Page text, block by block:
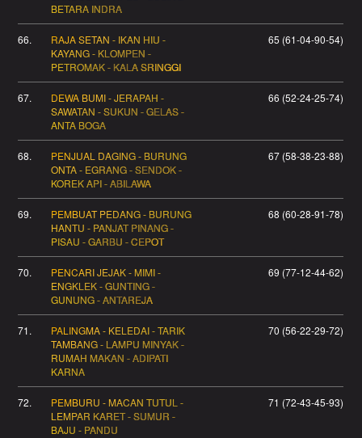
BETARA INDRA
66.
RAJA SETAN - IKAN HIU -
KAYANG - KLOMPEN -
PETROMAK - KALA SRINGGI
65 (61-04-90-54)
67.
DEWA BUMI - JERAPAH -
SAWATAN - SUKUN - GELAS -
ANTA BOGA
66 (52-24-25-74)
68.
PENJUAL DAGING - BURUNG
ONTA - EGRANG - SENDOK -
KOREK API - ABILAWA
67 (58-38-23-88)
69.
PEMBUAT PEDANG - BURUNG
HANTU - PANJAT PINANG -
PISAU - GARBU - CEPOT
68 (60-28-91-78)
70.
PENCARI JEJAK - MIMI -
ENGKLEK - GUNTING -
GUNUNG - ANTAREJA
69 (77-12-44-62)
71.
PALINGMA - KELEDAI - TARIK
TAMBANG - LAMPU MINYAK -
RUMAH MAKAN - ADIPATI
KARNA
70 (56-22-29-72)
72.
PEMBURU - MACAN TUTUL -
LEMPAR KARET - SUMUR -
BAJU - PANDU
71 (72-43-45-93)